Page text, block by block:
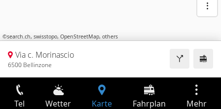
©search.ch, swisstopo, OpenStreetMap, others
Via c. Morinascio
6500 Bellinzone
Tel Wetter Karte Fahrplan Mehr